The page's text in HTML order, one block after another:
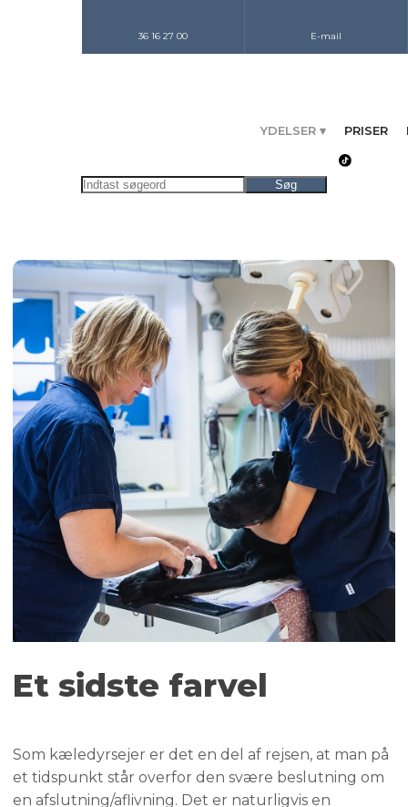
36 16 27 00 E-mail
YDELSER ▾ PRISER
​Et sidste farvel
Som kæledyrsejer er det en del af rejsen, at man på
et tidspunkt står overfor den svære beslutning om
en afslutning/aflivning. Det er naturligvis en